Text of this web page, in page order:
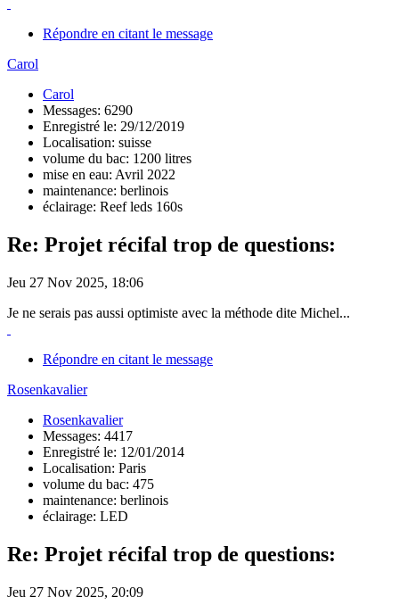
Répondre en citant le message
Carol
Carol
Messages: 6290
Enregistré le: 29/12/2019
Localisation: suisse
volume du bac: 1200 litres
mise en eau: Avril 2022
maintenance: berlinois
éclairage: Reef leds 160s
Re: Projet récifal trop de questions:
Jeu 27 Nov 2025, 18:06
Je ne serais pas aussi optimiste avec la méthode dite Michel...
Répondre en citant le message
Rosenkavalier
Rosenkavalier
Messages: 4417
Enregistré le: 12/01/2014
Localisation: Paris
volume du bac: 475
maintenance: berlinois
éclairage: LED
Re: Projet récifal trop de questions:
Jeu 27 Nov 2025, 20:09